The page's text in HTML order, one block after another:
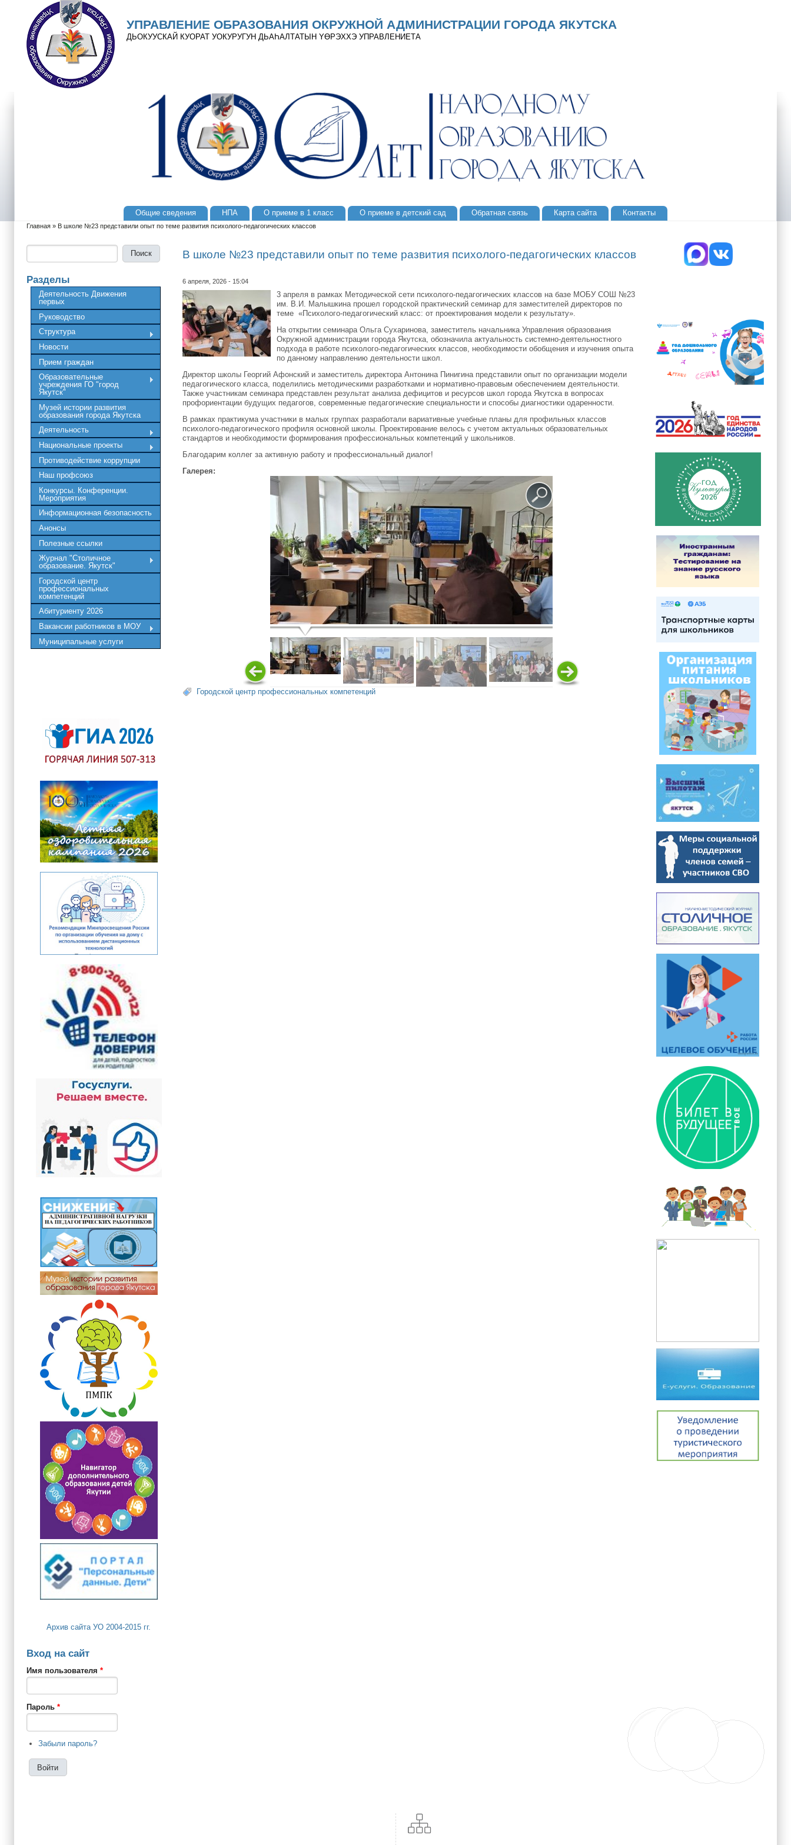
Перейти к основному содержанию
Skip to search
УПРАВЛЕНИЕ ОБРАЗОВАНИЯ ОКРУЖНОЙ АДМИНИСТРАЦИИ ГОРОДА ЯКУТСКА
ДЬОКУУСКАЙ КУОРАТ УОКУРУГУН ДЬАҺАЛТАТЫН YӨРЭХХЭ УПРАВЛЕНИЕТА
Общие сведения НПА О приеме в 1 класс О приеме в детский сад Обратная связь Карта сайта Контакты
Вы здесь
Главная » В школе №23 представили опыт по теме развития психолого-педагогических классов
Разделы
Деятельность Движения
первых
Руководство
Структура
Новости
Прием граждан
Образовательные
учреждения ГО "город
Якутск"
Музей истории развития
образования города Якутска
Деятельность
Национальные проекты
Противодействие коррупции
Наш профсоюз
Конкурсы. Конференции.
Мероприятия
Информационная безопасность
Анонсы
Полезные ссылки
Журнал "Столичное
образование. Якутск"
Городской центр
профессиональных
компетенций
Абитуриенту 2026
Вакансии работников в МОУ
Муниципальные услуги
Архив сайта УО 2004-2015 гг.
Вход на сайт
Имя пользователя *
Пароль *
Забыли пароль?
В школе №23 представили опыт по теме развития психолого-педагогических классов
6 апреля, 2026 - 15:04
3 апреля в рамках Методической сети психолого-педагогических классов на базе МОБУ СОШ №23
им. В.И. Малышкина прошел городской практический семинар для заместителей директоров по
теме «Психолого-педагогический класс: от проектирования модели к результату».
На открытии семинара Ольга Сухаринова, заместитель начальника Управления образования
Окружной администрации города Якутска, обозначила актуальность системно-деятельностного
подхода в работе психолого-педагогических классов, необходимости обобщения и изучения опыта
по данному направлению деятельности школ.
Директор школы Георгий Афонский и заместитель директора Антонина Пинигина представили опыт по организации модели
педагогического класса, поделились методическими разработками и нормативно-правовым обеспечением деятельности.
Также участникам семинара представлен результат анализа дефицитов и ресурсов школ города Якутска в вопросах
профориентации будущих педагогов, современные педагогические специальности и способы диагностики одаренности.
В рамках практикума участники в малых группах разработали вариативные учебные планы для профильных классов
психолого-педагогического профиля основной школы. Проектирование велось с учетом актуальных образовательных
стандартов и необходимости формирования профессиональных компетенций у школьников.
Благодарим коллег за активную работу и профессиональный диалог!
Галерея:
Городской центр профессиональных компетенций